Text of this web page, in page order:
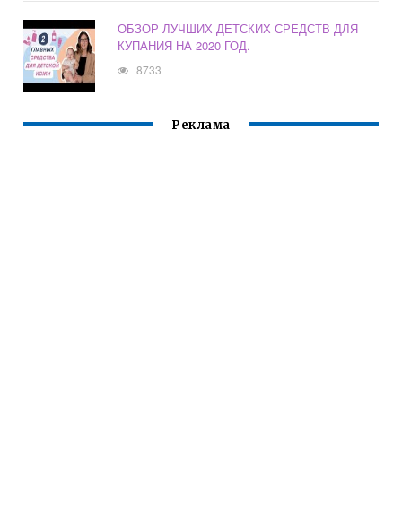
ОБЗОР ЛУЧШИХ ДЕТСКИХ СРЕДСТВ ДЛЯ
КУПАНИЯ НА 2020 ГОД.
8733
Реклама